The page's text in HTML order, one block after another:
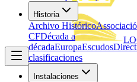
Historia
Archivo Histórico
CFDécada a
décadaEuropaEscudos
clasificaciones
Instalaciones